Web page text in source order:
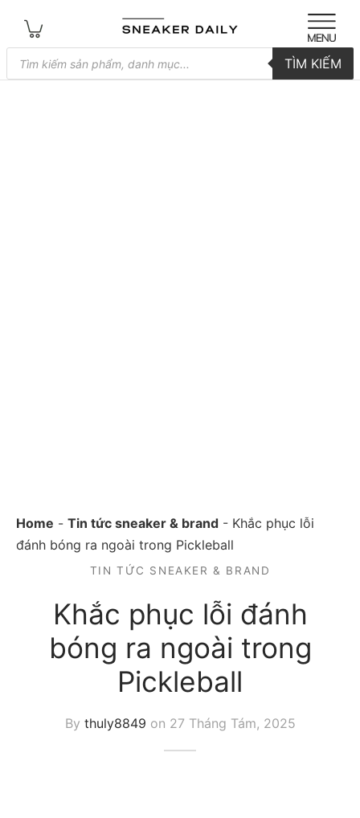
Tìm
kiếm
sản
TÌM KIẾM
Home - Tin tức sneaker & brand - Khắc phục lỗi
đánh bóng ra ngoài trong Pickleball
TIN TỨC SNEAKER & BRAND
Khắc phục lỗi đánh
bóng ra ngoài trong
Pickleball
By thuly8849 on 27 Tháng Tám, 2025